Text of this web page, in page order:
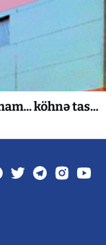
köhnə tas...